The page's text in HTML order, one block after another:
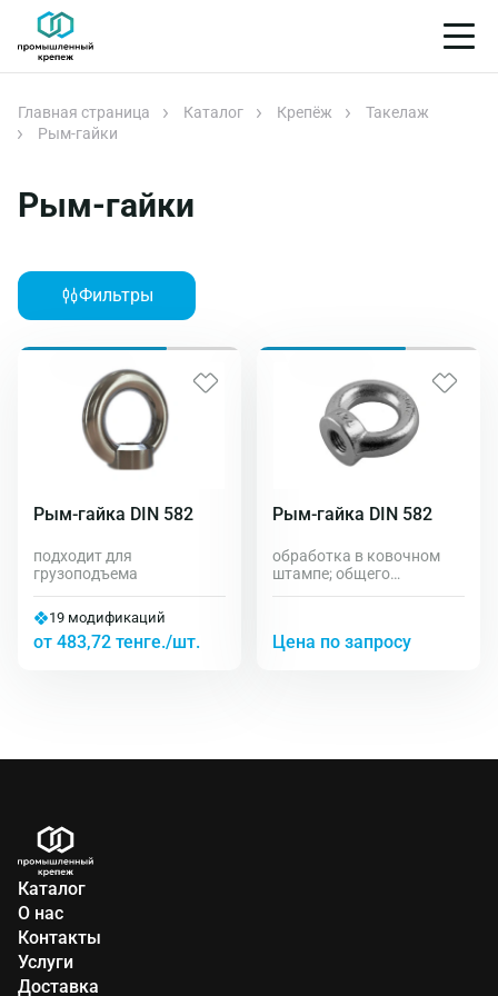
Главная страница Каталог Крепёж
Такелаж
Рым-гайки
Рым-гайки
Фильтры
Рым-гайка DIN 582
подходит для
грузоподъема
19 модификаций
от 483,72 тенге./шт.
Рым-гайка DIN 582
обработка в ковочном
штампе; общего
Цена по запросу
Каталог
О нас
Контакты
Услуги
Доставка